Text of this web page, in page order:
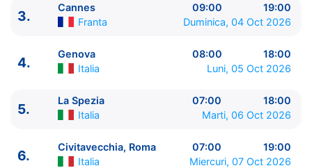
ITINERARIU
Ziua | Portul | Sosire - Plecare
3.
Cannes 09:00
19:00
Franta
Duminica, 04 Oct 2026
4.
Genova 08:00
18:00
Italia
Luni, 05 Oct 2026
5.
La Spezia 07:00
18:00
Italia
Marti, 06 Oct 2026
6.
Civitavecchia, Roma 07:00
19:00
Italia
Miercuri, 07 Oct 2026